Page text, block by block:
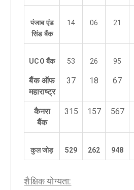
पंजाब एंड
सिंड बैंक
14 06 21
UCOबैंक 53 26 95
बैंक ऑफ
महाराष्ट्र
37 18 67
कैनरा
बैंक
315 157 567
कुल जोड़ 529 262 948
शैक्षिक योग्यता: